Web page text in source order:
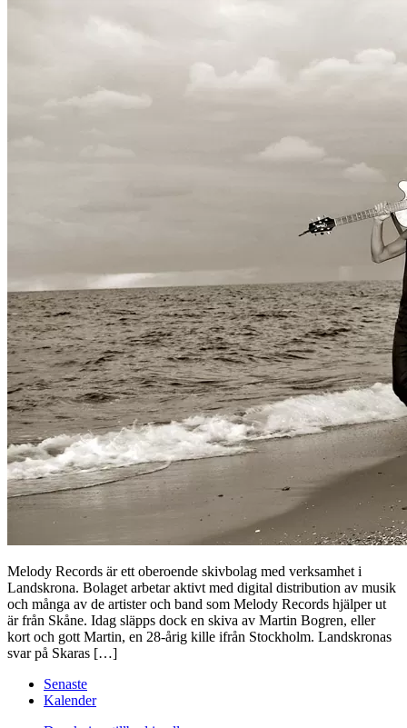
Melody Records är ett oberoende skivbolag med verksamhet i
Landskrona. Bolaget arbetar aktivt med digital distribution av musik
och många av de artister och band som Melody Records hjälper ut
är från Skåne. Idag släpps dock en skiva av Martin Bogren, eller
kort och gott Martin, en 28-årig kille ifrån Stockholm. Landskronas
svar på Skaras […]
Senaste
Kalender